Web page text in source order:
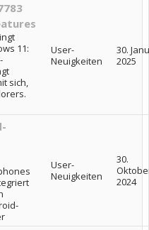
11:
sich,
User-
Neuigkeiten
30.
2025
User-
Neuigkeiten
30.
2024